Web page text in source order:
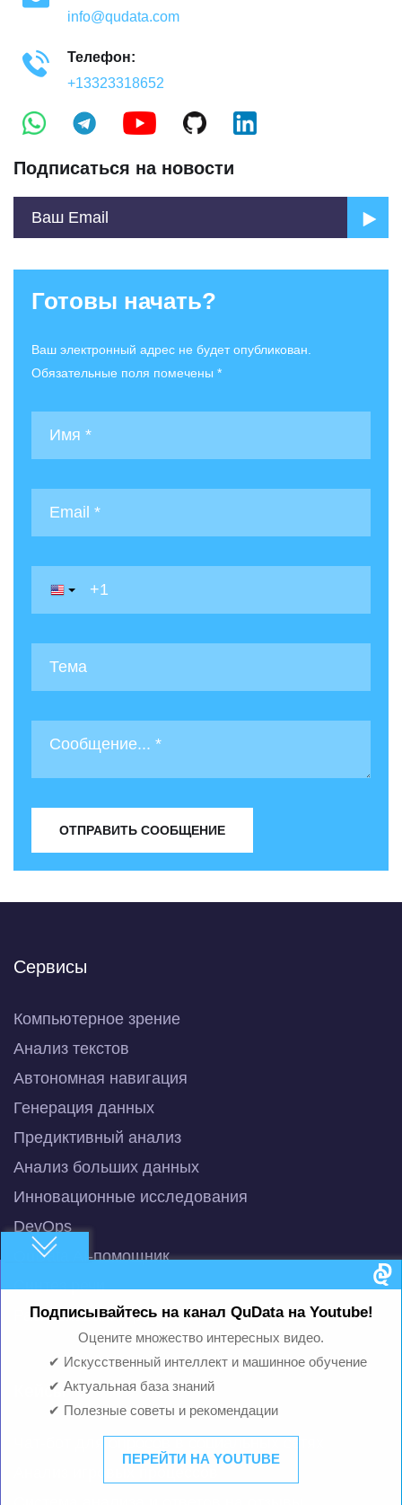
Подписывайтесь на канал QuData на Youtube!
Оцените множество интересных видео.
✔ Искусственный интеллект и машинное обучение
✔ Актуальная база знаний
✔ Полезные советы и рекомендации
ПЕРЕЙТИ НА YOUTUBE
info@qudata.com
Телефон:
+13323318652
Подписаться на новости
Готовы начать?
Ваш электронный адрес не будет опубликован.
Обязательные поля помечены *
ОТПРАВИТЬ СООБЩЕНИЕ
Сервисы
Компьютерное зрение
Анализ текстов
Автономная навигация
Генерация данных
Предиктивный анализ
Анализ больших данных
Инновационные исследования
DevOps
QuData AI-помощник
Синтез речи
Распознавание речи
Кейсы